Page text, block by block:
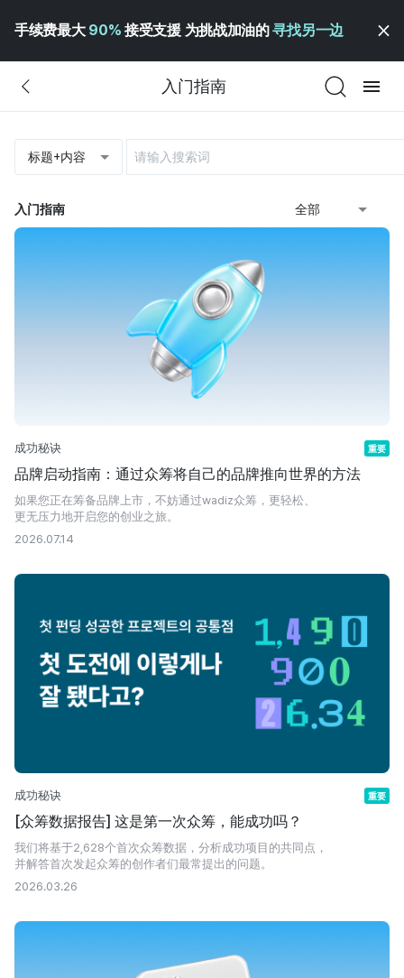
手续费最大 90% 接受支援 为挑战加油的寻找另一边
入门指南
标题+内容
入门指南 全部
成功秘诀 重要
品牌启动指南：通过众筹将自己的品牌推向世界的方法
如果您正在筹备品牌上市，不妨通过wadiz众筹，更轻松、
更无压力地开启您的创业之旅。
2026.07.14
成功秘诀 重要
[众筹数据报告] 这是第一次众筹，能成功吗？
我们将基于2,628个首次众筹数据，分析成功项目的共同点，
并解答首次发起众筹的创作者们最常提出的问题。
2026.03.26